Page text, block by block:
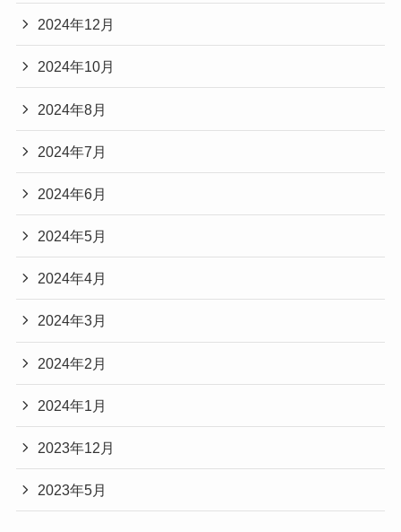
2024年12月
2024年10月
2024年8月
2024年7月
2024年6月
2024年5月
2024年4月
2024年3月
2024年2月
2024年1月
2023年12月
2023年5月